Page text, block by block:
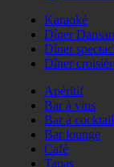
Karaoké
Dîner
Dîner
Dîner
Apéritif
Bar à vins
Bar à
Bar lounge
Café
Tapas